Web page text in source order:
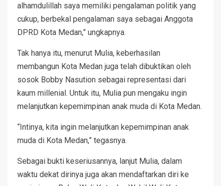
alhamdulillah saya memiliki pengalaman politik yang
cukup, berbekal pengalaman saya sebagai Anggota
DPRD Kota Medan,” ungkapnya.
Tak hanya itu, menurut Mulia, keberhasilan
membangun Kota Medan juga telah dibuktikan oleh
sosok Bobby Nasution sebagai representasi dari
kaum millenial. Untuk itu, Mulia pun mengaku ingin
melanjutkan kepemimpinan anak muda di Kota Medan.
“Intinya, kita ingin melanjutkan kepemimpinan anak
muda di Kota Medan,” tegasnya.
Sebagai bukti keseriusannya, lanjut Mulia, dalam
waktu dekat dirinya juga akan mendaftarkan diri ke